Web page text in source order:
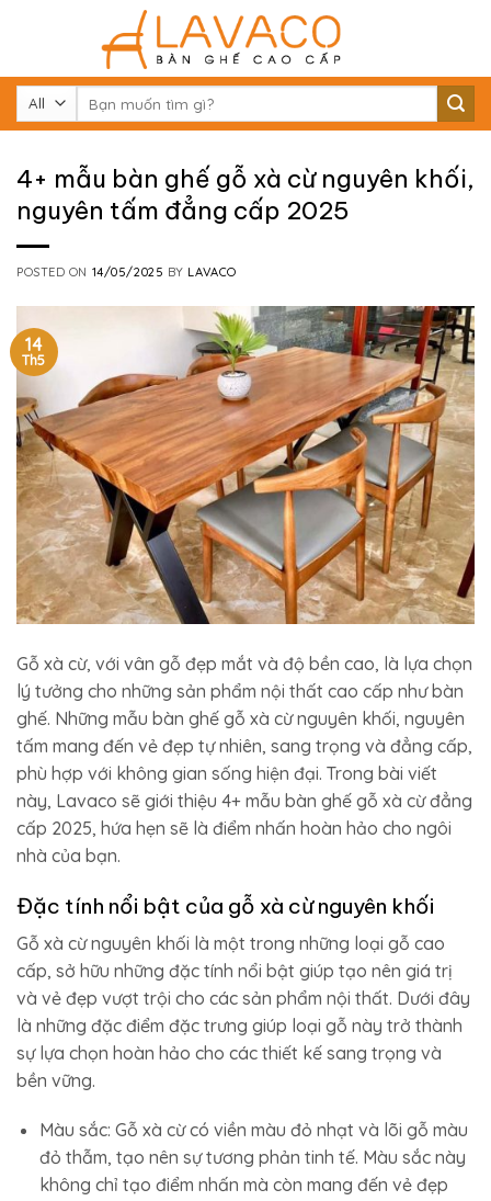
kiếm:
4+ mẫu bàn ghế gỗ xà cừ nguyên khối,
nguyên tấm đẳng cấp 2025
POSTED ON 14/05/2025 BY LAVACO
14
Th5
Gỗ xà cừ, với vân gỗ đẹp mắt và độ bền cao, là lựa chọn
lý tưởng cho những sản phẩm nội thất cao cấp như bàn
ghế. Những mẫu bàn ghế gỗ xà cừ nguyên khối, nguyên
tấm mang đến vẻ đẹp tự nhiên, sang trọng và đẳng cấp,
phù hợp với không gian sống hiện đại. Trong bài viết
này, Lavaco sẽ giới thiệu 4+ mẫu bàn ghế gỗ xà cừ đẳng
cấp 2025, hứa hẹn sẽ là điểm nhấn hoàn hảo cho ngôi
nhà của bạn.
Đặc tính nổi bật của gỗ xà cừ nguyên khối
Gỗ xà cừ nguyên khối là một trong những loại gỗ cao
cấp, sở hữu những đặc tính nổi bật giúp tạo nên giá trị
và vẻ đẹp vượt trội cho các sản phẩm nội thất. Dưới đây
là những đặc điểm đặc trưng giúp loại gỗ này trở thành
sự lựa chọn hoàn hảo cho các thiết kế sang trọng và
bền vững.
Màu sắc: Gỗ xà cừ có viền màu đỏ nhạt và lõi gỗ màu
đỏ thẫm, tạo nên sự tương phản tinh tế. Màu sắc này
không chỉ tạo điểm nhấn mà còn mang đến vẻ đẹp